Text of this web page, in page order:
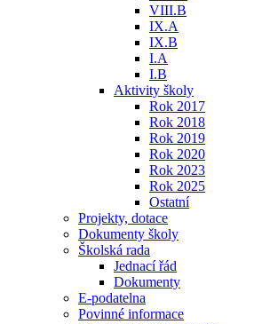
VIII.B
IX.A
IX.B
I.A
I.B
Aktivity školy
Rok 2017
Rok 2018
Rok 2019
Rok 2020
Rok 2023
Rok 2025
Ostatní
Projekty, dotace
Dokumenty školy
Školská rada
Jednací řád
Dokumenty
E-podatelna
Povinné informace